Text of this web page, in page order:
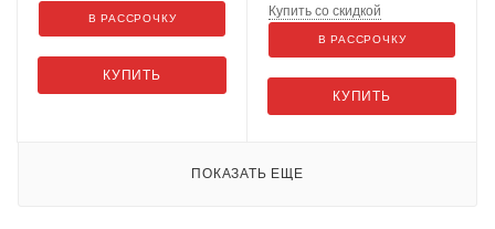
КУПИТЬ
В РАССРОЧКУ
КУПИТЬ
Купить со скидкой
В РАССРОЧКУ
ПОКАЗАТЬ ЕЩЕ